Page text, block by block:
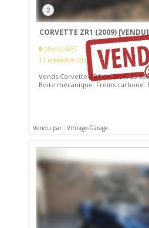
2
CORVETTE ZR1 (2009) [VENDU]
(45) LOIRET
11 novembre 2019
Vends Corvette ZR1 de 2009, 30
Boite mécanique. Freins carbone.
Vendu par : Vintage-Garage